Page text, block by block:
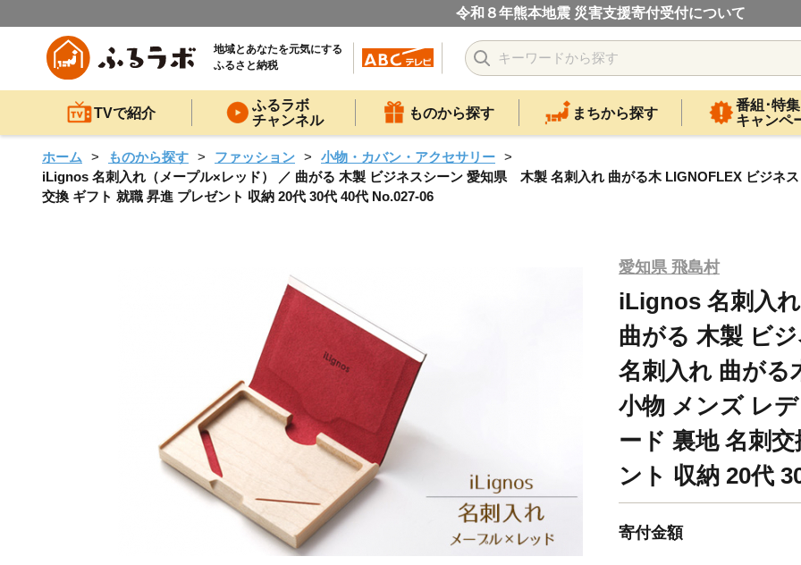
令和８年熊本地震 災害支援寄付受付について
地域とあなたを元気にする
ふるさと納税
TVで紹介
ふるラボ
チャンネル
ものから探す まちから探す
番組･特集
キャンペ
ホーム ものから探す ファッション
小物・カバン・アクセサリー
iLignos 名刺入れ（メープル×レッド） ／ 曲がる 木製 ビジネスシーン 愛知県 木製 名刺入れ 曲がる木 LIGNOFLEX ビジネ
交換 ギフト 就職 昇進 プレゼント 収納 20代 30代 40代 No.027-06
愛知県 飛島村
iLignos 名刺入
曲がる 木製 ビ
名刺入れ 曲がる
小物 メンズ レ
ード 裏地 名刺
ント 収納 20代
寄付金額